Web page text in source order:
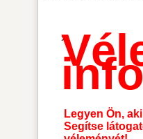
>
Legyen Ön,
Segítse